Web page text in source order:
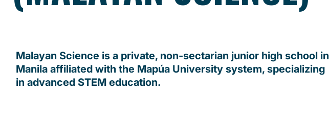
Malayan Science is a private, non-sectarian junior high school in
Manila affiliated with the Mapúa University system, specializing
in advanced STEM education.